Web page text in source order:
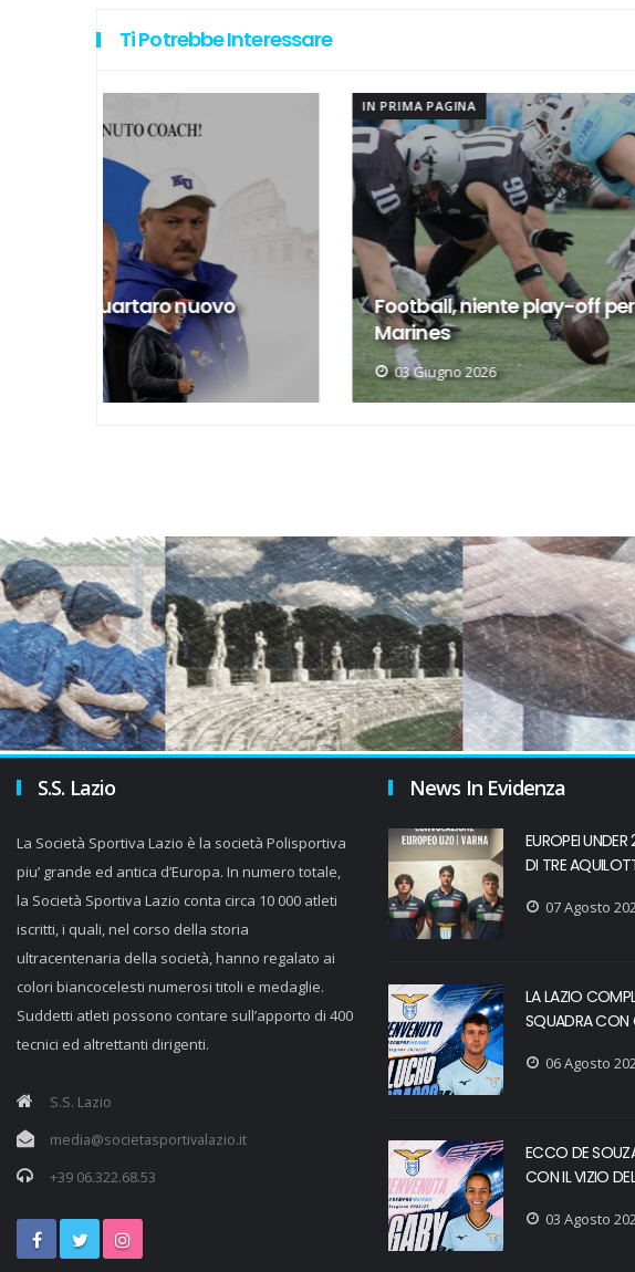
Ti Potrebbe Interessare
Football, niente play-off per i
Marines
03 Giugno 2026
IN PRIMA
dei
19
S.S. Lazio
La Società Sportiva Lazio è la società Polisportiva
piu’ grande ed antica d’Europa. In numero totale,
la Società Sportiva Lazio conta circa 10 000 atleti
iscritti, i quali, nel corso della storia
ultracentenaria della società, hanno regalato ai
colori biancocelesti numerosi titoli e medaglie.
Suddetti atleti possono contare sull’apporto di 400
tecnici ed altrettanti dirigenti.
S.S. Lazio
media@societasportivalazio.it
+39 06.322.68.53
News In Evidenza
EUROPEI
DI TRE
07 Agosto
LA LAZIO
SQUADRA CON
06 Agosto
ECCO DE
CON IL VIZIO
03 Agosto